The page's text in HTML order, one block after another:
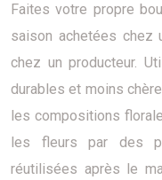
Faites votre propre
saison achetées chez
chez un producteur.
durables et moins
les compositions
les fleurs par des
réutilisées après le